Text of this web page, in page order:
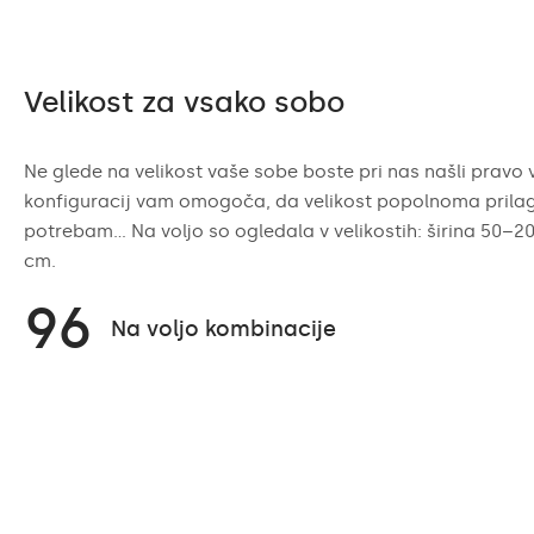
Velikost za vsako sobo
Ne glede na velikost vaše sobe boste pri nas našli pravo
konfiguracij vam omogoča, da velikost popolnoma
potrebam... Na voljo so ogledala v velikostih: širina
cm.
96 Na voljo kombinacije